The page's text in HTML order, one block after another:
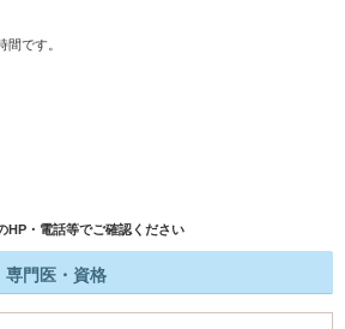
です。
HP・電話等でご確認ください
専門医・資格